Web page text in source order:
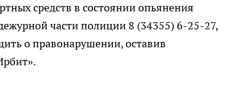
средств в состоянии опьянения
части полиции 8 (34355) 6-25-27,
о правонарушении, оставив